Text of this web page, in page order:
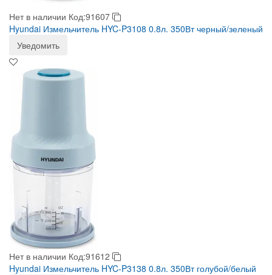
Нет в наличии Код:91607
Hyundai Измельчитель HYC-P3108 0.8л. 350Вт черный/зеленый
Уведомить
Нет в наличии Код:91612
Hyundai Измельчитель HYC-P3138 0.8л. 350Вт голубой/белый